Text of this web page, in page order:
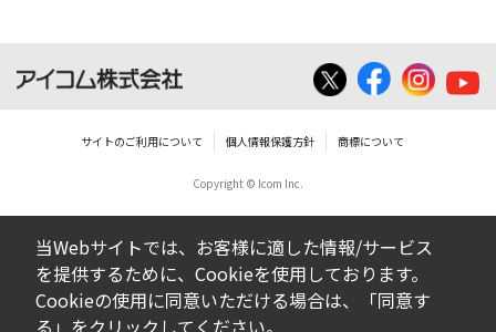
サイトのご利用について 個人情報保護方針 商標について
Copyright © Icom Inc.
当Webサイトでは、お客様に適した情報/サービス
を提供するために、Cookieを使用しております。
Cookieの使用に同意いただける場合は、「同意す
る」をクリックしてください。